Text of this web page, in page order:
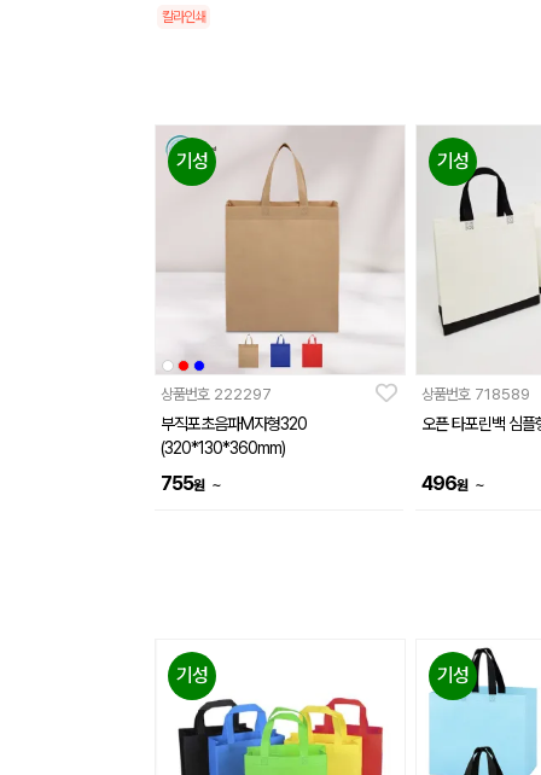
칼라인쇄
기성
상품번호 222297
부직포초음파M자형320
(320*130*360mm)
755원 ~
기성
상품번호 718589
오픈 타포린백 심플
496원 ~
기성 기성